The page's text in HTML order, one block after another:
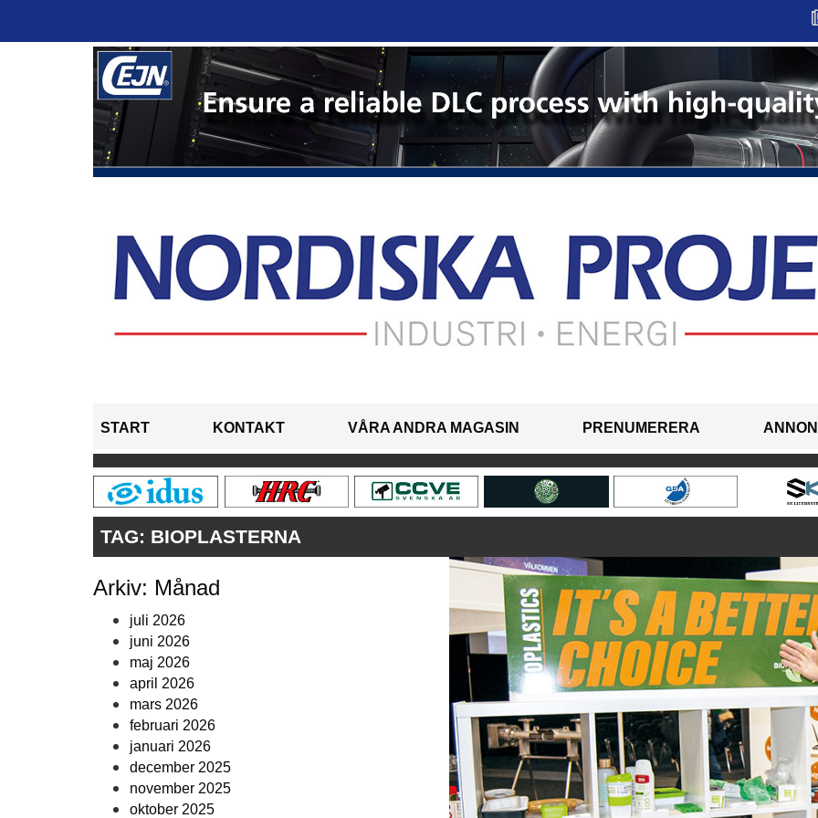
START KONTAKT VÅRA ANDRA MAGASIN PRENUMERERA
TAG: BIOPLASTERNA
Arkiv: Månad
juli 2026
juni 2026
maj 2026
april 2026
mars 2026
februari 2026
januari 2026
december 2025
november 2025
oktober 2025